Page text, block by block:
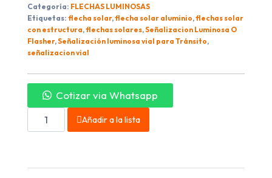
Categoría: FLECHAS LUMINOSAS
Etiquetas: flecha solar,flecha solar aluminio,flechas solar
con estructura,flechas solares,Señalizacion Luminosa O
Flasher,Señalización luminosa vial para Tránsito,
señalizacion vial
Cotizar via Whatsapp
Añadir a la lista